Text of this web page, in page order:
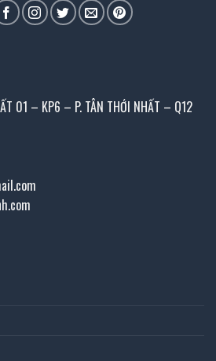
01 – KP6 – P. TÂN THỚI NHẤT – Q12